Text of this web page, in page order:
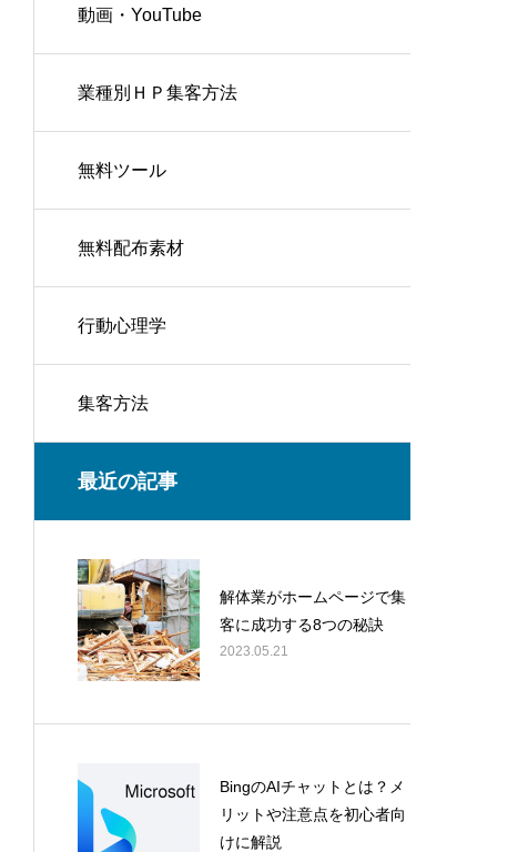
動画・YouTube
業種別ＨＰ集客方法
無料ツール
無料配布素材
行動心理学
集客方法
最近の記事
解体業がホームページで集
客に成功する8つの秘訣
2023.05.21
BingのAIチャットとは？メ
リットや注意点を初心者向
けに解説